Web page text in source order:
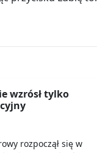
wzrósł tylko
rozpoczął się w